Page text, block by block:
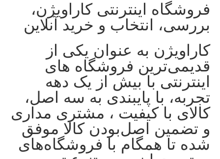
فروشگاه اینترنتی کاراویژن،
بررسی، انتخاب و خرید آنلاین
کاراویژن به عنوان یکی از
قدیمی‌ترین فروشگاه های
اینترنتی با بیش از یک دهه
تجربه، با پایبندی به سه اصل،
کالای با کیفیت ، مشتری مداری
و تضمین اصل‌بودن کالا موفق
شده تا همگام با فروشگاه‌های